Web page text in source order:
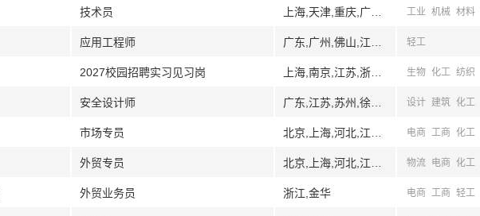
技术员 工业 机械 材料
应用工程师 轻工
2027校园招聘实习见习岗 生物 化工 纺织
安全设计师 设计 建筑 化工
市场专员 电商 工商 化工
外贸专员 物流 电商 化工
外贸业务员 浙江,金华 电商 工商 轻工